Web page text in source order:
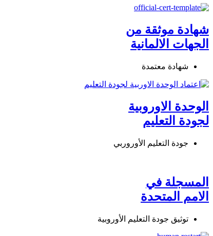
شهادة موثقة من
الجهات الالمانية
شهادة معتمدة
الوحدة الاوروبية
لجودة التعليم
جودة التعليم الأوروربي
المسجلة في
الامم المتحدة
توثيق جودة التعليم الأوروبية